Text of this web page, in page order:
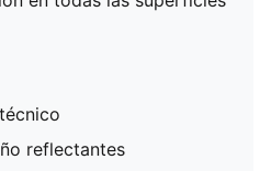
reflectantes